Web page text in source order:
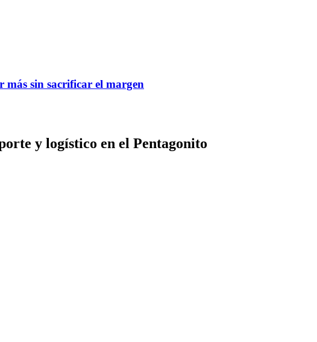
más sin sacrificar el margen
y logístico en el Pentagonito